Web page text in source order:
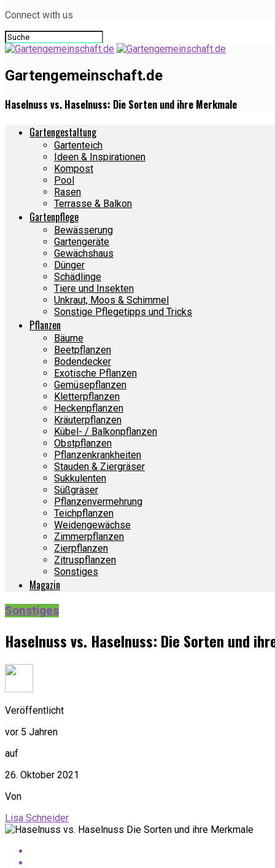
Connect with us
Gartengemeinschaft.de
Haselnuss vs. Haselnuss: Die Sorten und ihre Merkmale
Gartengestaltung
Gartenteich
Ideen & Inspirationen
Kompost
Pool
Rasen
Terrasse & Balkon
Gartenpflege
Bewässerung
Gartengeräte
Gewächshaus
Dünger
Schädlinge
Tiere und Insekten
Unkraut, Moos & Schimmel
Sonstige Pflegetipps und Tricks
Pflanzen
Bäume
Beetpflanzen
Bodendecker
Exotische Pflanzen
Gemüsepflanzen
Kletterpflanzen
Heckenpflanzen
Kräuterpflanzen
Kübel- / Balkonpflanzen
Obstpflanzen
Pflanzenkrankheiten
Stauden & Ziergräser
Sukkulenten
Süßgräser
Pflanzenvermehrung
Teichpflanzen
Weidengewächse
Zimmerpflanzen
Zierpflanzen
Zitruspflanzen
Sonstiges
Magazin
Sonstiges
Haselnuss vs. Haselnuss: Die Sorten und
Veröffentlicht
vor 5 Jahren
auf
26. Oktober 2021
Von
Lisa Schneider